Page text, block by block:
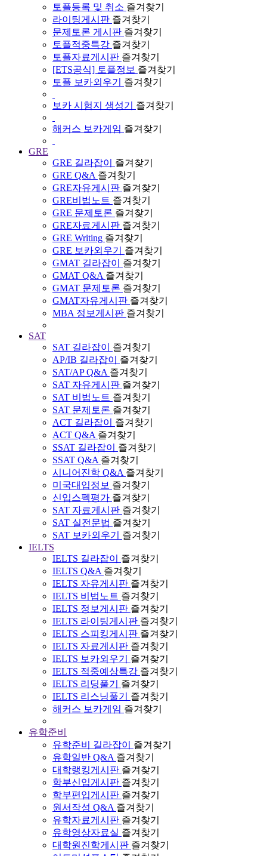
토플등록 및 취소 즐겨찾기
라이팅게시판 즐겨찾기
문제토론 게시판 즐겨찾기
토플적중특강 즐겨찾기
토플자료게시판 즐겨찾기
[ETS공식] 토플정보 즐겨찾기
토플 보카외우기
즐겨찾기
보카 시험지 생성기 즐겨찾기
해커스 보카게임 즐겨찾기
GRE
GRE 길라잡이
즐겨찾기
GRE Q&A 즐겨찾기
GRE자유게시판 즐겨찾기
GRE비법노트 즐겨찾기
GRE 문제토론 즐겨찾기
GRE자료게시판 즐겨찾기
GRE Writing 즐겨찾기
GRE 보카외우기
즐겨찾기
GMAT 길라잡이
즐겨찾기
GMAT Q&A 즐겨찾기
GMAT 문제토론 즐겨찾기
GMAT자유게시판 즐겨찾기
MBA 정보게시판 즐겨찾기
SAT
SAT 길라잡이
즐겨찾기
AP/IB 길라잡이
즐겨찾기
SAT/AP Q&A 즐겨찾기
SAT 자유게시판 즐겨찾기
SAT 비법노트 즐겨찾기
SAT 문제토론 즐겨찾기
ACT 길라잡이
즐겨찾기
ACT Q&A 즐겨찾기
SSAT 길라잡이
즐겨찾기
SSAT Q&A 즐겨찾기
시니어진학 Q&A 즐겨찾기
미국대입정보 즐겨찾기
신입스펙평가 즐겨찾기
SAT 자료게시판 즐겨찾기
SAT 실전문법 즐겨찾기
SAT 보카외우기
즐겨찾기
IELTS
IELTS 길라잡이
즐겨찾기
IELTS Q&A 즐겨찾기
IELTS 자유게시판 즐겨찾기
IELTS 비법노트 즐겨찾기
IELTS 정보게시판 즐겨찾기
IELTS 라이팅게시판 즐겨찾기
IELTS 스피킹게시판 즐겨찾기
IELTS 자료게시판 즐겨찾기
IELTS 보카외우기
즐겨찾기
IELTS 적중예상특강 즐겨찾기
IELTS 리딩풀기
즐겨찾기
IELTS 리스닝풀기
즐겨찾기
해커스 보카게임 즐겨찾기
유학준비
유학준비 길라잡이
즐겨찾기
유학일반 Q&A 즐겨찾기
대학랭킹게시판 즐겨찾기
학부신입게시판 즐겨찾기
학부편입게시판 즐겨찾기
원서작성 Q&A 즐겨찾기
유학자료게시판 즐겨찾기
유학영상자료실 즐겨찾기
대학원진학게시판 즐겨찾기